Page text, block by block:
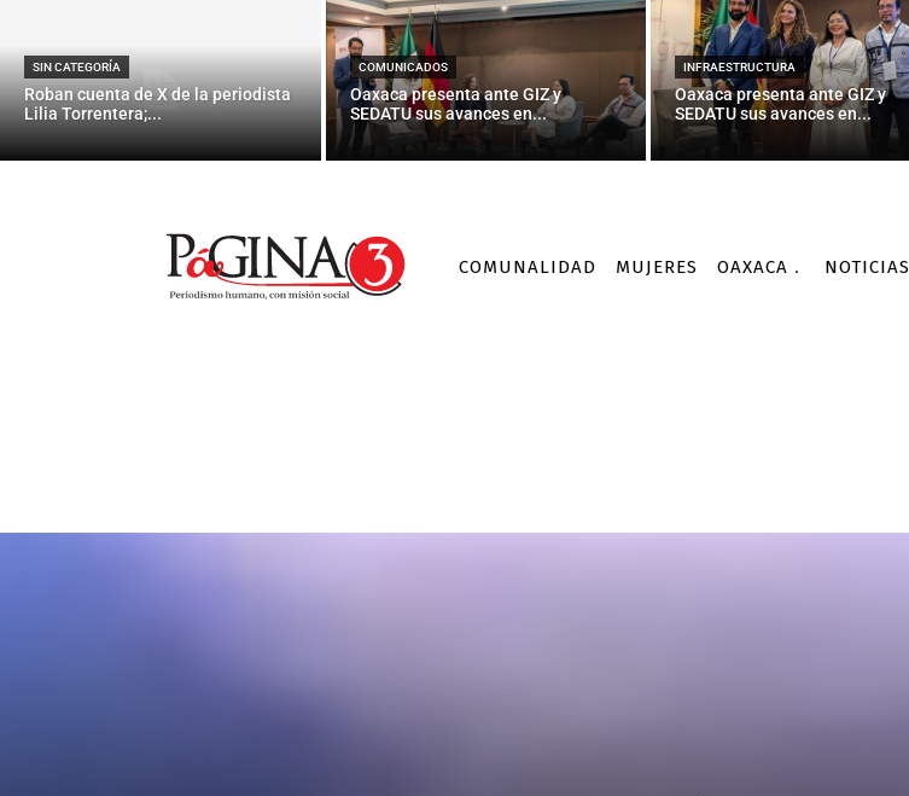
SIN CATEGORÍA
Roban cuenta de X de la periodista
Lilia Torrentera;...
COMUNICADOS
Oaxaca presenta ante GIZ y
SEDATU sus avances en...
INFRAESTRUCTURA
Oaxaca presenta ante GIZ y
SEDATU sus avances en...
COMUNALIDAD MUJERES OAXACA NOTICIAS